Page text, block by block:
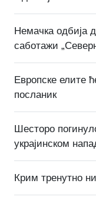
Немачка одбија
саботажи
Европске елите
посланик
Шесторо
украјинском
Крим тренутно